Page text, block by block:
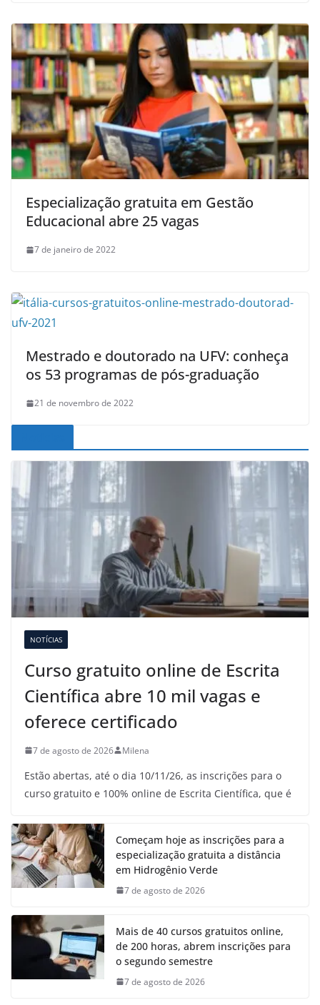
Especialização gratuita em Gestão
Educacional abre 25 vagas
7 de janeiro de 2022
Mestrado e doutorado na UFV: conheça
os 53 programas de pós-graduação
21 de novembro de 2022
NOTÍCIAS
Curso gratuito online de Escrita
Científica abre 10 mil vagas e
oferece certificado
7 de agosto de 2026 Milena
Estão abertas, até o dia 10/11/26, as inscrições para o
curso gratuito e 100% online de Escrita Científica, que é
Começam hoje as inscrições para a
especialização gratuita a distância
em Hidrogênio Verde
7 de agosto de 2026
Mais de 40 cursos gratuitos online,
de 200 horas, abrem inscrições para
o segundo semestre
7 de agosto de 2026